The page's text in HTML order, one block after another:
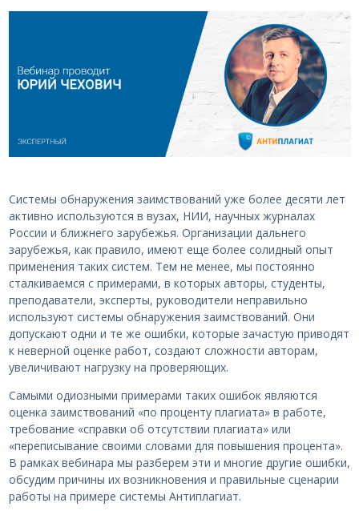
Системы обнаружения заимствований уже более десяти лет
активно используются в вузах, НИИ, научных журналах
России и ближнего зарубежья. Организации дальнего
зарубежья, как правило, имеют еще более солидный опыт
применения таких систем. Тем не менее, мы постоянно
сталкиваемся с примерами, в которых авторы, студенты,
преподаватели, эксперты, руководители неправильно
используют системы обнаружения заимствований. Они
допускают одни и те же ошибки, которые зачастую приводят
к неверной оценке работ, создают сложности авторам,
увеличивают нагрузку на проверяющих.
Самыми одиозными примерами таких ошибок являются
оценка заимствований «по проценту плагиата» в работе,
требование «справки об отсутствии плагиата» или
«переписывание своими словами для повышения процента».
В рамках вебинара мы разберем эти и многие другие ошибки,
обсудим причины их возникновения и правильные сценарии
работы на примере системы Антиплагиат.